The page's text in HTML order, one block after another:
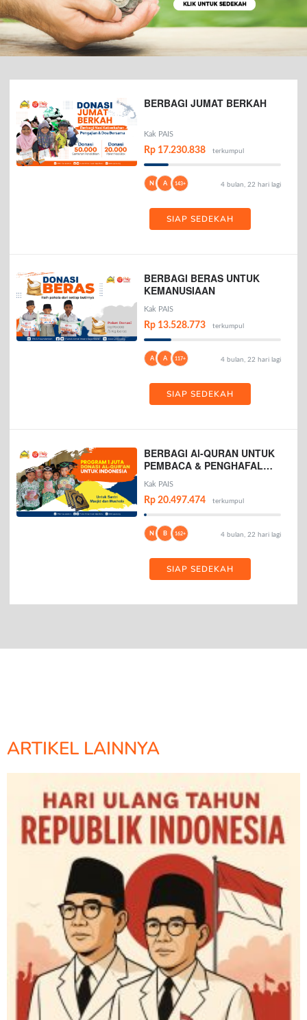
BERBAGI JUMAT BERKAH
Kak PAIS
Rp 17.230.838 terkumpul
N A 143+ 4 bulan, 22 hari lagi
SIAP SEDEKAH
BERBAGI BERAS UNTUK
KEMANUSIAAN
Kak PAIS
Rp 13.528.773 terkumpul
A A 117+ 4 bulan, 22 hari lagi
SIAP SEDEKAH
BERBAGI Al-QURAN UNTUK
PEMBACA & PENGHAFAL
AL-QURAN
Kak PAIS
Rp 20.497.474 terkumpul
N B 162+ 4 bulan, 22 hari lagi
SIAP SEDEKAH
ARTIKEL LAINNYA